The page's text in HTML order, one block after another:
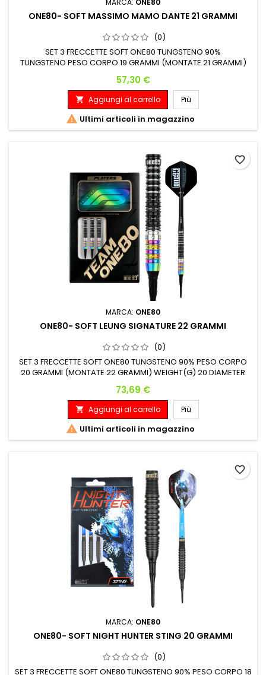
ONE80- SOFT MASSIMO MAMO DANTE 21 GRAMMI
(0)
SET 3 FRECCETTE SOFT ONE80 TUNGSTENO 90%
TUNGSTENO PESO CORPO 19 GRAMMI (MONTATE 21 GRAMMI)
mm
Prezzo
57,30 €
 Aggiungi al carrello Più
 Ultimi articoli in magazzino
MARCA: ONE80
ONE80- SOFT LEUNG SIGNATURE 22 GRAMMI
(0)
SET 3 FRECCETTE SOFT ONE80 TUNGSTENO 90% PESO CORPO
20 GRAMMI (MONTATE 22 GRAMMI) WEIGHT(G) 20 DIAMETER
Prezzo
73,69 €
 Aggiungi al carrello Più
 Ultimi articoli in magazzino
favorite_border
MARCA: ONE80
ONE80- SOFT NIGHT HUNTER STING 20 GRAMMI
(0)
SET 3 FRECCETTE SOFT ONE80 TUNGSTENO 90% PESO CORPO 18
favorite_border